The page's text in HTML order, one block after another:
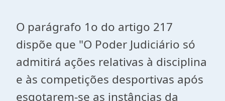
O parágrafo 1o do artigo 217
dispõe que "O Poder Judiciário só
admitirá ações relativas à disciplina
e às competições desportivas após
esgotarem-se as instâncias da